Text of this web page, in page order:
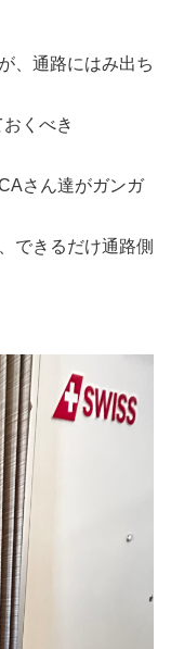
、通路にはみ出ち
くべき
さん達がガンガ
できるだけ通路側